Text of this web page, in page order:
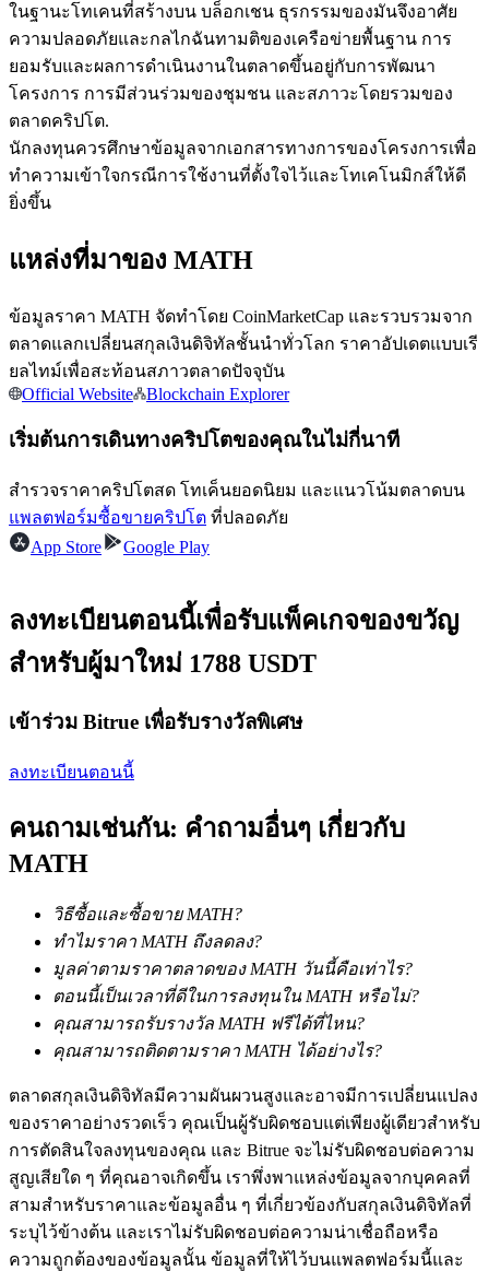
คัดลอกการซื้อขาย
เข้าร่วมกับเทรดเดอร์ชั้นนำ
เป็นเทรดเดอร์คัดลอก
เพลิดเพลินกับการแบ่งปันผลกำไรและค่าคอมมิชชั่นการคัด
การวิเคราะห์ข้อมูลขนาดใหญ่ รวมถึงข้อมูลการค้า ฯลฯ
แนะนำ
กลยุทธ์การซื้อขาย
ในฐานะโทเคนที่สร้างบน บล็อกเชน ธุรกรรมของมันจึงอาศัย
ความปลอดภัยและกลไกฉันทามติของเครือข่ายพื้นฐาน การ
ยอมรับและผลการดำเนินงานในตลาดขึ้นอยู่กับการพัฒนา
โครงการ การมีส่วนร่วมของชุมชน และสภาวะโดยรวมของ
ตลาดคริปโต.
นักลงทุนควรศึกษาข้อมูลจากเอกสารทางการของโครงการเพื่อ
ทำความเข้าใจกรณีการใช้งานที่ตั้งใจไว้และโทเคโนมิกส์ให้ดี
ยิ่งขึ้น
แหล่งที่มาของ MATH
ข้อมูลราคา MATH จัดทำโดย CoinMarketCap และรวบรวมจาก
ตลาดแลกเปลี่ยนสกุลเงินดิจิทัลชั้นนำทั่วโลก ราคาอัปเดตแบบเรี
ยลไทม์เพื่อสะท้อนสภาวตลาดปัจจุบัน
Official Website
Blockchain Explorer
เริ่มต้นการเดินทางคริปโตของคุณในไม่กี่นาที
สำรวจราคาคริปโตสด โทเค็นยอดนิยม และแนวโน้มตลาดบน
แพลตฟอร์มซื้อขายคริปโต ที่ปลอดภัย
App Store
Google Play
ลงทะเบียนตอนนี้เพื่อรับแพ็คเกจของขวัญ
สำหรับผู้มาใหม่ 1788 USDT
เข้าร่วม Bitrue เพื่อรับรางวัลพิเศษ
ลงทะเบียนตอนนี้
คนถามเช่นกัน: คำถามอื่นๆ เกี่ยวกับ
MATH
วิธีซื้อและซื้อขาย MATH?
ทำไมราคา MATH ถึงลดลง?
มูลค่าตามราคาตลาดของ MATH วันนี้คือเท่าไร?
ตอนนี้เป็นเวลาที่ดีในการลงทุนใน MATH หรือไม่?
คุณสามารถรับรางวัล MATH ฟรีได้ที่ไหน?
คุณสามารถติดตามราคา MATH ได้อย่างไร?
ตลาดสกุลเงินดิจิทัลมีความผันผวนสูงและอาจมีการเปลี่ยนแปลง
ของราคาอย่างรวดเร็ว คุณเป็นผู้รับผิดชอบแต่เพียงผู้เดียวสำหรับ
การตัดสินใจลงทุนของคุณ และ Bitrue จะไม่รับผิดชอบต่อความ
สูญเสียใด ๆ ที่คุณอาจเกิดขึ้น เราพึ่งพาแหล่งข้อมูลจากบุคคลที่
สามสำหรับราคาและข้อมูลอื่น ๆ ที่เกี่ยวข้องกับสกุลเงินดิจิทัลที่
ระบุไว้ข้างต้น และเราไม่รับผิดชอบต่อความน่าเชื่อถือหรือ
ความถูกต้องของข้อมูลนั้น ข้อมูลที่ให้ไว้บนแพลตฟอร์มนี้และ